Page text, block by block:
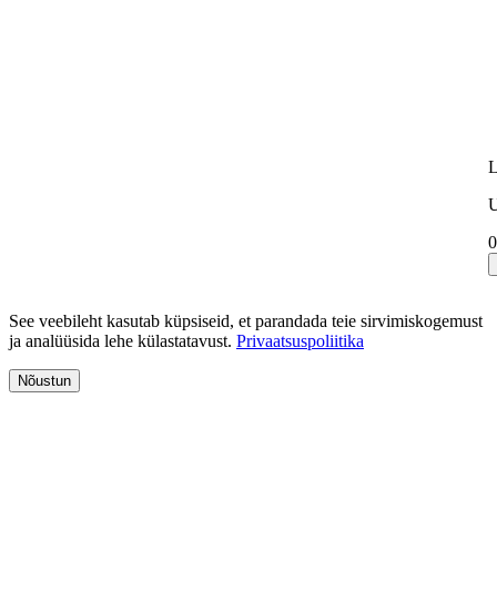
See veebileht kasutab küpsiseid, et parandada teie sirvimiskogemust
ja analüüsida lehe külastatavust. Privaatsuspoliitika
Nõustun